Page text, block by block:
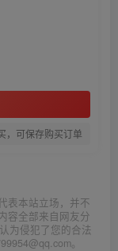
，可保存购买订单
表本站立场，并不
容全部来自网友分
为侵犯了您的合法
。